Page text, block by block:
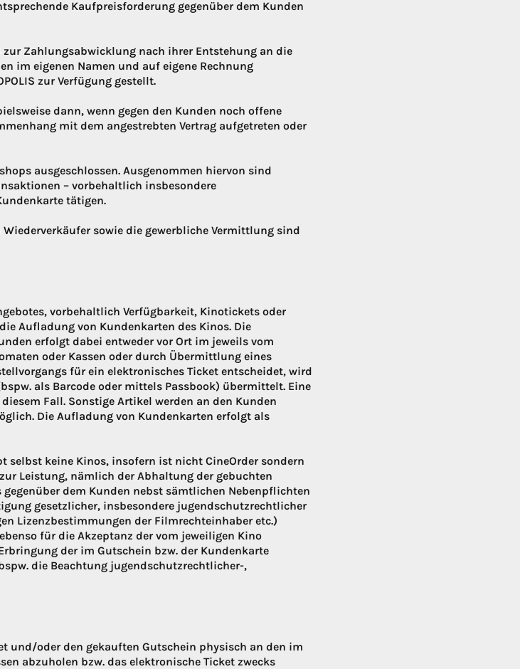
Kaufpreisforderung gegenüber dem Kunden
Zahlungsabwicklung nach ihrer Entstehung an die
im eigenen Namen und auf eigene Rechnung
zur Verfügung gestellt.
dann, wenn gegen den Kunden noch offene
mit dem angestrebten Vertrag aufgetreten oder
ausgeschlossen. Ausgenommen hiervon sind
– vorbehaltlich insbesondere
tätigen.
sowie die gewerbliche Vermittlung sind
vorbehaltlich Verfügbarkeit, Kinotickets oder
Aufladung von Kundenkarten des Kinos. Die
erfolgt dabei entweder vor Ort im jeweils vom
oder Kassen oder durch Übermittlung eines
für ein elektronisches Ticket entscheidet, wird
als Barcode oder mittels Passbook) übermittelt. Eine
Fall. Sonstige Artikel werden an den Kunden
Die Aufladung von Kundenkarten erfolgt als
keine Kinos, insofern ist nicht CineOrder sondern
Leistung, nämlich der Abhaltung der gebuchten
dem Kunden nebst sämtlichen Nebenpflichten
gesetzlicher, insbesondere jugendschutzrechtlicher
Lizenzbestimmungen der Filmrechteinhaber etc.)
für die Akzeptanz der vom jeweiligen Kino
der im Gutschein bzw. der Kundenkarte
die Beachtung jugendschutzrechtlicher-,
und/oder den gekauften Gutschein physisch an den im
abzuholen bzw. das elektronische Ticket zwecks